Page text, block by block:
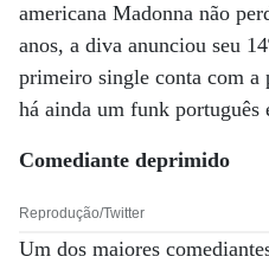
americana Madonna não
anos, a diva anunciou seu
primeiro single conta com a
há ainda um funk português
Comediante deprimido
Reprodução/Twitter
Um dos maiores